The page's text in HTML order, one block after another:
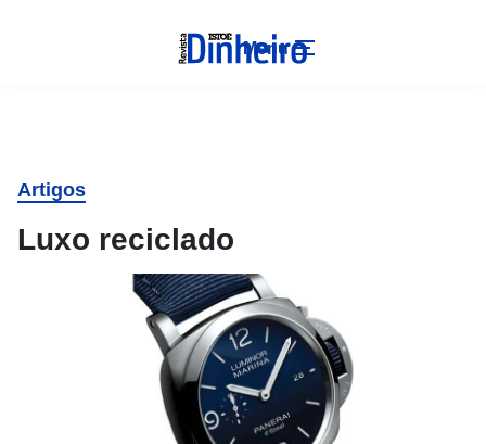
Menu
Artigos
Luxo reciclado